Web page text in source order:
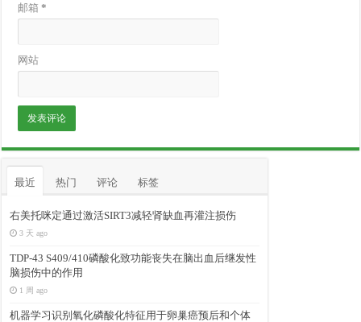
邮箱*
网站
最近 热门 评论 标签
右美托咪定通过激活SIRT3减轻肾缺血再灌注损伤
3 天 ago
TDP-43 S409/410磷酸化致功能丧失在脑出血后继发性
脑损伤中的作用
1 周 ago
机器学习识别氧化磷酸化特征用于卵巢癌预后和个体